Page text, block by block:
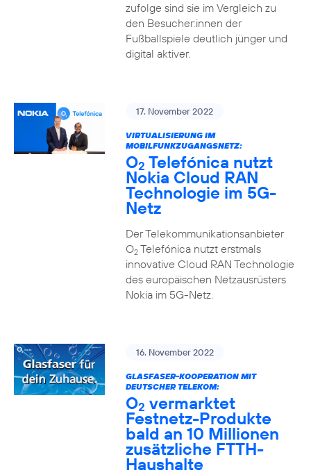
zufolge sind sie im Vergleich zu
den Besucher:innen der
Fußballspiele deutlich jünger und
digital aktiver.
17. November 2022
VIRTUALISIERUNG IM
MOBILFUNKZUGANGSNETZ:
O2 Telefónica nutzt
Nokia Cloud RAN
Technologie im 5G-
Netz
Der Telekommunikationsanbieter
O2Telefónica nutzt erstmals
innovative Cloud RAN Technologie
des europäischen Netzausrüsters
Nokia im 5G-Netz.
16. November 2022
GLASFASER-KOOPERATION MIT
DEUTSCHER TELEKOM:
O2 vermarktet
Festnetz-Produkte
bald an 10 Millionen
zusätzliche FTTH-
Haushalte